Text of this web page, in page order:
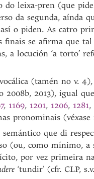
leixa-pren (que
da segunda, aínda
o piden. As catro
finais se afirma que
a locución ‘a torto’
(tamén no v.
2008b, 2013), igual
, 1169, 1201, 1206, 1281,
pronominais (véxase
que di
(ou, como mínimo,
por vez primeira
‘tundir’ (cfr. CLP, s.v.